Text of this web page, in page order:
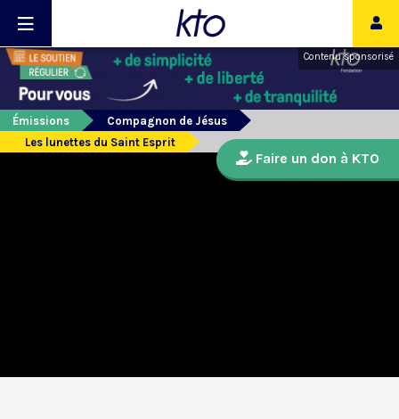
Contenu sponsorisé
Émissions
Compagnon de Jésus
Les lunettes du Saint Esprit
Faire un don à KTO